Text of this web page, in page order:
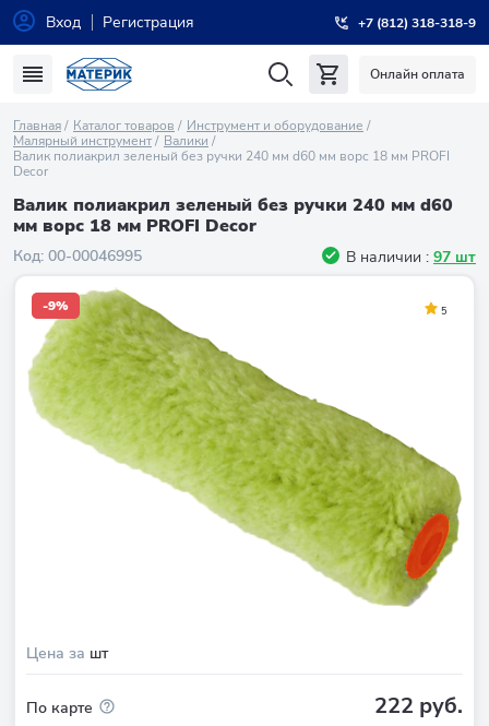
Вход Регистрация +7 (812) 318-318-9
Онлайн оплата
Главная Каталог товаров
Инструмент и оборудование
Малярный инструмент
Валики
Валик полиакрил зеленый без ручки 240 мм d60 мм ворс 18 мм PROFI
Decor
Валик полиакрил зеленый без ручки 240 мм d60
мм ворс 18 мм PROFI Decor
Код: 00-00046995 В наличии : 97 шт
Цена за шт
-9% 5
По карте 222 руб.